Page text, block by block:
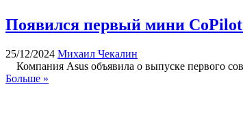
Появился первый мини
25/12/2024 Михаил Чекалин
Компания Asus объявила о выпуске первого
Больше »